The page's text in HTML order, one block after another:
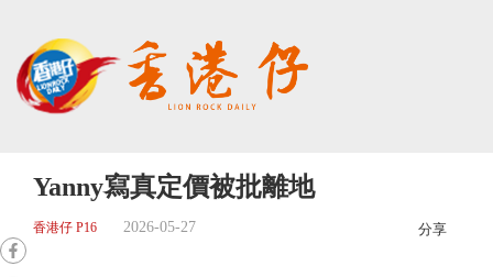
Yanny寫真定價被批離地
香港仔 P16 2026-05-27 分享